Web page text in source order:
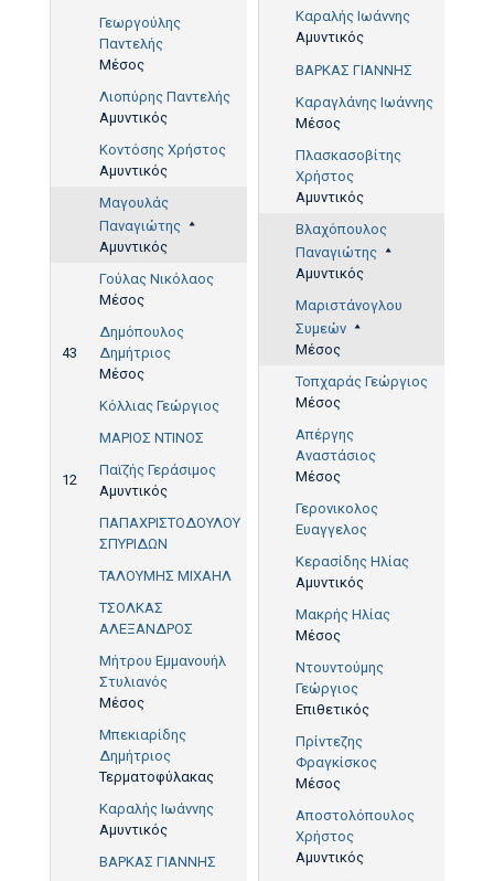
Γεωργούλης
Παντελής
Μέσος
Λιοπύρης Παντελής
Αμυντικός
Κοντόσης Χρήστος
Αμυντικός
Μαγουλάς
Παναγιώτης
Αμυντικός
Γούλας Νικόλαος
Μέσος
43
Δημόπουλος
Δημήτριος
Μέσος
Κόλλιας Γεώργιος
ΜΑΡΙΟΣ ΝΤΙΝΟΣ
12
Παϊζής Γεράσιμος
Αμυντικός
ΠΑΠΑΧΡΙΣΤΟΔΟΥΛΟΥ
ΣΠΥΡΙΔΩΝ
ΤΑΛΟΥΜΗΣ ΜΙΧΑΗΛ
ΤΣΟΛΚΑΣ
ΑΛΕΞΑΝΔΡΟΣ
Μήτρου Εμμανουήλ
Στυλιανός
Μέσος
Μπεκιαρίδης
Δημήτριος
Τερματοφύλακας
Καραλής Ιωάννης
Αμυντικός
ΒΑΡΚΑΣ ΓΙΑΝΝΗΣ
Καραλής Ιωάννης
Αμυντικός
ΒΑΡΚΑΣ ΓΙΑΝΝΗΣ
Καραγλάνης Ιωάννης
Μέσος
Πλασκασοβίτης
Χρήστος
Αμυντικός
Βλαχόπουλος
Παναγιώτης
Αμυντικός
Μαριστάνογλου
Συμεών
Μέσος
Τοπχαράς Γεώργιος
Μέσος
Απέργης
Αναστάσιος
Μέσος
Γερονικολος
Ευαγγελος
Κερασίδης Ηλίας
Αμυντικός
Μακρής Ηλίας
Μέσος
Ντουντούμης
Γεώργιος
Επιθετικός
Πρίντεζης
Φραγκίσκος
Μέσος
Αποστολόπουλος
Χρήστος
Αμυντικός